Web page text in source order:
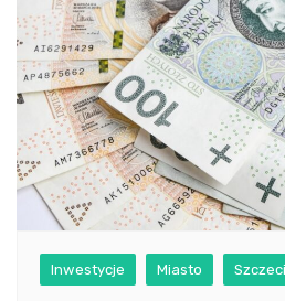
Inwestycje Miasto